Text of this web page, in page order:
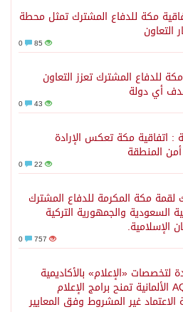
مكة للدفاع المشترك تمثل محطة
85
للدفاع المشترك تعزز التعاون
أي دولة
43
: اتفاقية مكة تعكس الإرادة
المنطقة
22
مكة المكرمة للدفاع المشترك
السعودية والجمهورية التركية
الإسلامية.
757
لتخصصات «الإعلام» بالأكاديمية
العربية هيئة AQAS الألمانية تمنح برامج الإعلام
الاعتماد غير المشروط وفق المعايير